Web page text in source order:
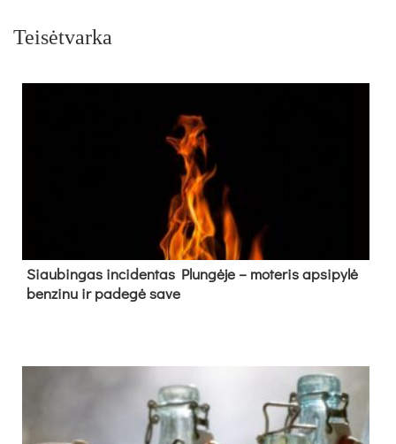
Teisėtvarka
Siau­bin­gas in­ci­den­tas Plun­gė­je – mo­te­ris ap­si­py­lė
ben­zi­nu ir pa­de­gė sa­ve